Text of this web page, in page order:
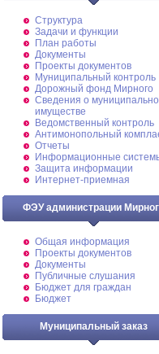
Структура
Задачи и функции
План работы
Документы
Проекты документов
Муниципальный контроль
Дорожный фонд Мирного
Cведения о
имуществе
Ведомственный контроль
Антимонопольный
Отчеты
Информационные
Защита информации
Интернет-приемная
ФЭУ администрации
Общая информация
Проекты документов
Документы
Публичные слушания
Бюджет для граждан
Бюджет
Муниципальный заказ